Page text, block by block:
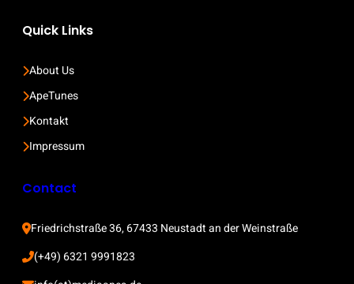
Quick Links
About Us
ApeTunes
Kontakt
Impressum
Contact
Friedrichstraße 36, 67433 Neustadt an der Weinstraße
(+49) 6321 9991823